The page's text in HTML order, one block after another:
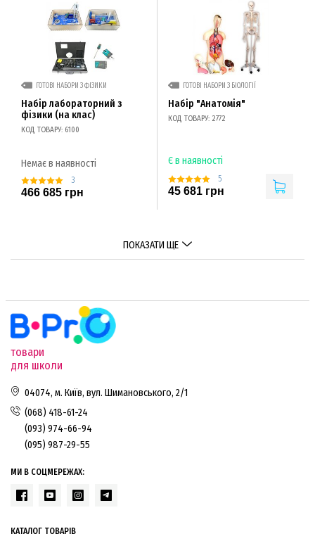
ГОТОВІ НАБОРИ З ФІЗИКИ
Набір лабораторний з
фізики (на клас)
КОД ТОВАРУ: 6100
Немає в наявності
3
466 685 грн
ГОТОВІ НАБОРИ З БІОЛОГІЇ
Набір "Анатомія"
КОД ТОВАРУ: 2772
Є в наявності
5
45 681 грн
ПОКАЗАТИ ЩЕ
товари
для школи
04074, м. Київ, вул. Шимановського, 2/1
(068) 418-61-24
(093) 974-66-94
(095) 987-29-55
МИ В СОЦМЕРЕЖАХ:
КАТАЛОГ ТОВАРІВ